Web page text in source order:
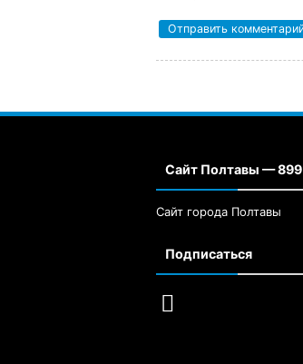
Сайт Полтавы — 899
Сайт города Полтавы
Подписаться